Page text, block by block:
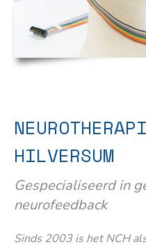
HILVERSUM
Gespecialiseerd in
neurofeedback
Sinds 2003 is het NCH